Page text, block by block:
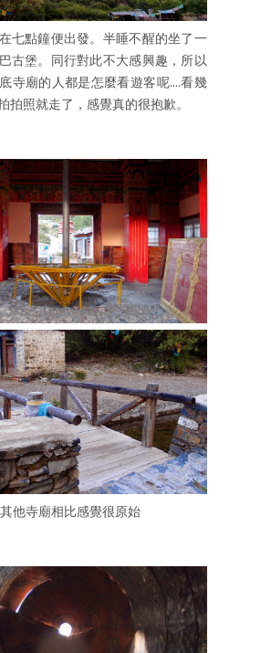
七點鐘便出發。半睡不醒的坐了一
古堡。同行對此不大感興趣，所以
寺廟的人都是怎麼看遊客呢....看幾
拍照就走了，感覺真的很抱歉。
他寺廟相比感覺很原始